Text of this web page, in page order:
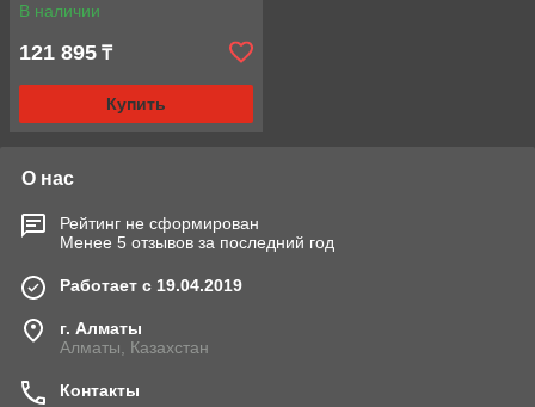
В наличии
121 895 ₸
Купить
О нас
Рейтинг не сформирован
Менее 5 отзывов за последний год
Работает с 19.04.2019
г. Алматы
Алматы, Казахстан
Контакты